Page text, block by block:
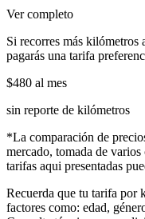
Ver completo
Si recorres más kilómetros
pagarás una tarifa
$480 al mes
sin reporte de kilómetros
*La comparación de
mercado, tomada de
tarifas aqui presentadas
Recuerda que tu tarifa por
factores como: edad,